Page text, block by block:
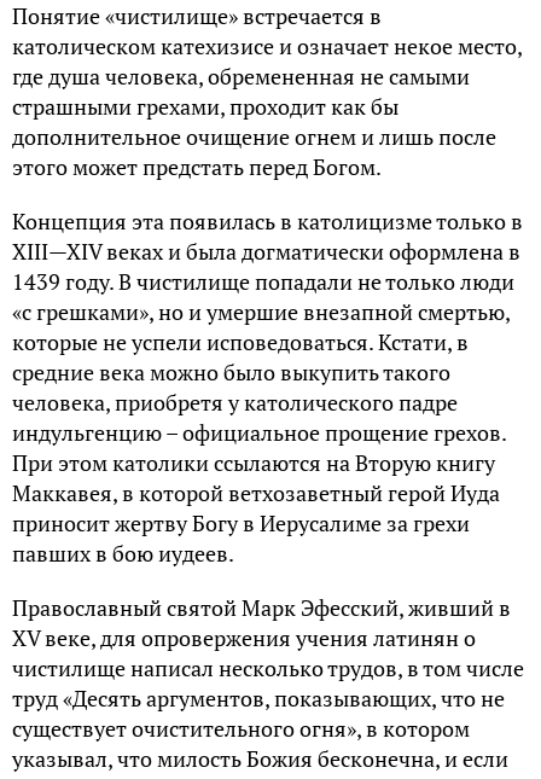
Понятие «чистилище» встречается в
католическом катехизисе и означает некое место,
где душа человека, обремененная не самыми
страшными грехами, проходит как бы
дополнительное очищение огнем и лишь после
этого может предстать перед Богом.
Концепция эта появилась в католицизме только в
XIII—XIV веках и была догматически оформлена в
1439 году. В чистилище попадали не только люди
«с грешками», но и умершие внезапной смертью,
которые не успели исповедоваться. Кстати, в
средние века можно было выкупить такого
человека, приобретя у католического падре
индульгенцию – официальное прощение грехов.
При этом католики ссылаются на Вторую книгу
Маккавея, в которой ветхозаветный герой Иуда
приносит жертву Богу в Иерусалиме за грехи
павших в бою иудеев.
Православный святой Марк Эфесский, живший в
XV веке, для опровержения учения латинян о
чистилище написал несколько трудов, в том числе
труд «Десять аргументов, показывающих, что не
существует очистительного огня», в котором
указывал, что милость Божия бесконечна, и если